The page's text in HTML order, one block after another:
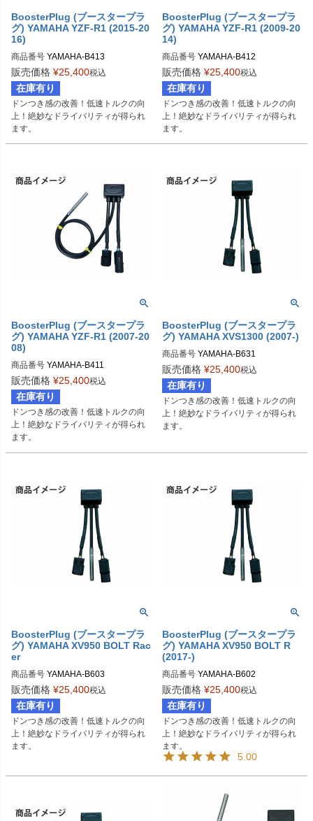
BoosterPlug (ブースタープラ
グ) YAMAHA YZF-R1 (2015-20
16)
商品番号 YAMAHA-B413
BSP-TYPE-D
販売価格 ¥25,400税込
在庫有り
ドンつき感の改善！低速トルクの向
上！絶妙なドライバリティが得られ
ます。
BoosterPlug (ブースタープラ
グ) YAMAHA YZF-R1 (2009-20
14)
商品番号 YAMAHA-B412
BSP-TYPE-D
販売価格 ¥25,400税込
在庫有り
ドンつき感の改善！低速トルクの向
上！絶妙なドライバリティが得られ
ます。
BoosterPlug (ブースタープラ
グ) YAMAHA YZF-R1 (2007-20
08)
商品番号 YAMAHA-B411
BSP-TYPE-D
販売価格 ¥25,400税込
在庫有り
ドンつき感の改善！低速トルクの向
上！絶妙なドライバリティが得られ
ます。
BoosterPlug (ブースタープラ
グ) YAMAHA XVS1300 (2007-)
商品番号 YAMAHA-B631
BSP-TYPE-I
販売価格 ¥25,400税込
在庫有り
ドンつき感の改善！低速トルクの向
上！絶妙なドライバリティが得られ
ます。
BoosterPlug (ブースタープラ
グ) YAMAHA XV950 BOLT Rac
er
商品番号 YAMAHA-B603
BSP-TYPE-I
販売価格 ¥25,400税込
在庫有り
ドンつき感の改善！低速トルクの向
上！絶妙なドライバリティが得られ
ます。
BoosterPlug (ブースタープラ
グ) YAMAHA XV950 BOLT R
(2017-)
商品番号 YAMAHA-B602
BSP-TYPE-I
販売価格 ¥25,400税込
在庫有り
ドンつき感の改善！低速トルクの向
上！絶妙なドライバリティが得られ
ます。
5.00